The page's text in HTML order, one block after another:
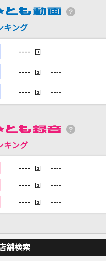
DAMに会員登録・ログインして
カラオケをもっと楽しもう！
自宅でカラオケ歌い放題！
キング
---- 回 ----
---- 回 ----
---- 回 ----
キング
---- 回 ----
---- 回 ----
---- 回 ----
舗検索